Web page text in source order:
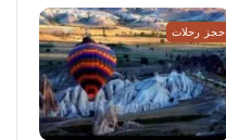
حجز رحلات